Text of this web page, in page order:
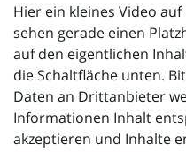
Hier ein kleines Video
sehen gerade einen
auf den eigentlichen
die Schaltfläche unten.
Daten an Drittanbieter
Informationen Inhalt
akzeptieren und Inhalte